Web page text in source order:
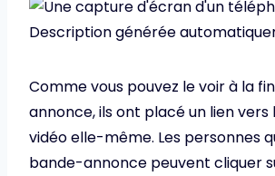
Comme vous pouvez le voir à la
annonce, ils ont placé un lien vers
vidéo elle-même. Les personnes
bande-annonce peuvent cliquer